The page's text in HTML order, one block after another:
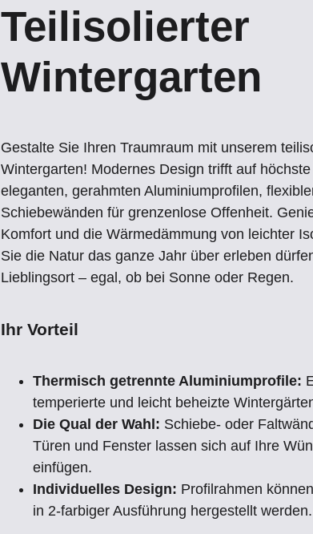
Teilisolierter
Wintergarten
Gestalte Sie Ihren Traumraum mit unserem
Wintergarten! Modernes Design trifft auf
eleganten, gerahmten Aluminiumprofilen,
Schiebewänden für grenzenlose Offenheit.
Komfort und die Wärmedämmung von leichter
Sie die Natur das ganze Jahr über erleben
Lieblingsort – egal, ob bei Sonne oder Regen.
Ihr Vorteil
Thermisch getrennte Aluminiumprofile:
temperierte und leicht beheizte
Die Qual der Wahl: Schiebe- oder
Türen und Fenster lassen sich auf Ihre
einfügen.
Individuelles Design: Profilrahmen
in 2-farbiger Ausführung hergestellt werden.